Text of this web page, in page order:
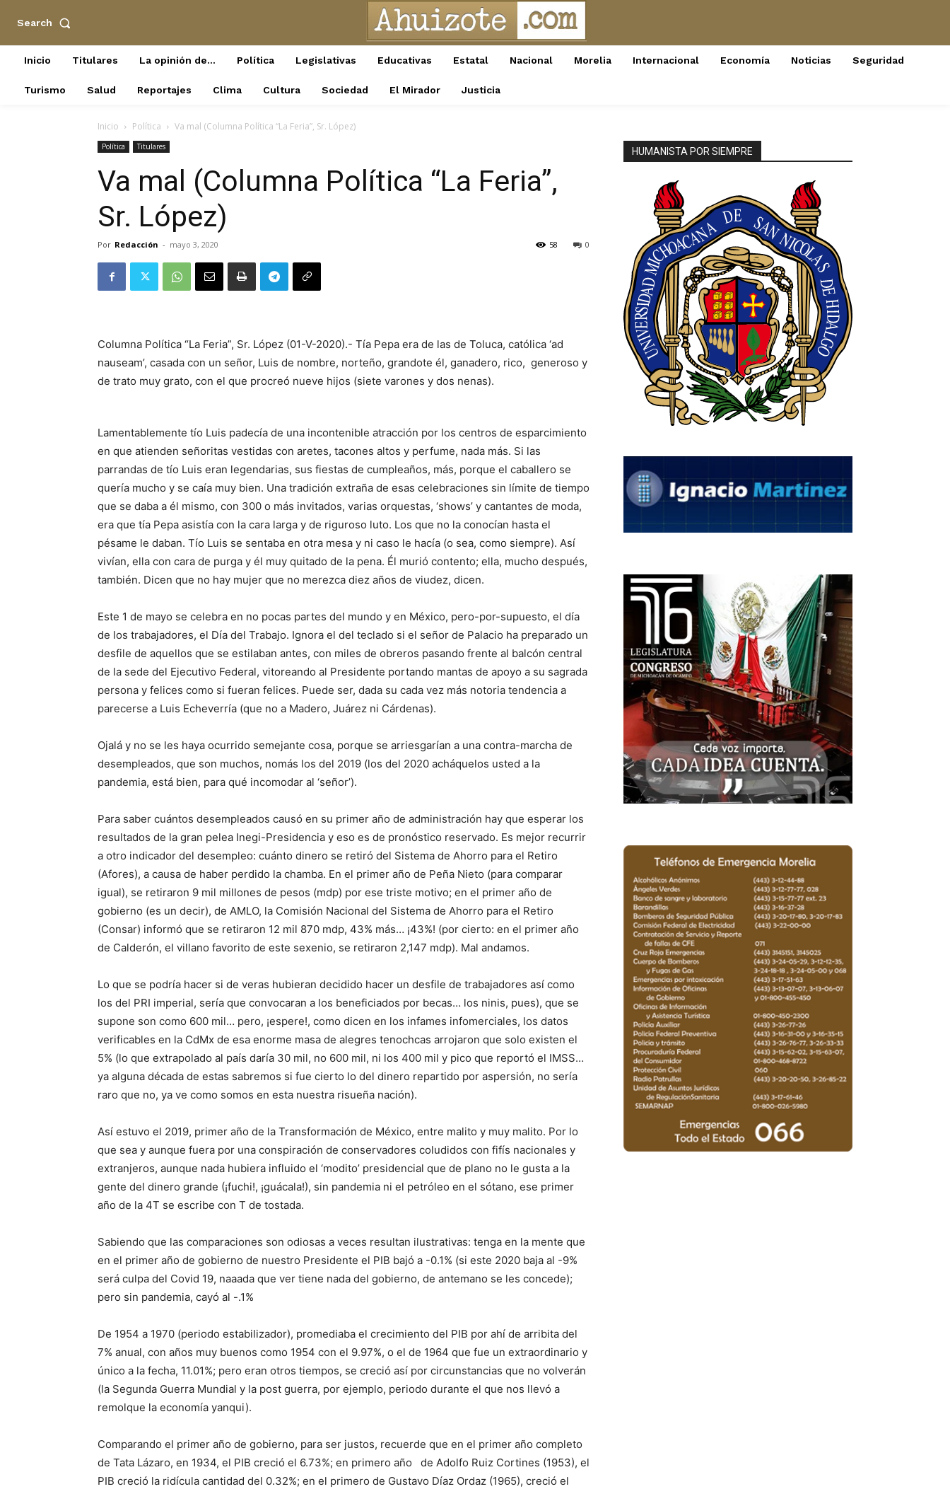
Search
Inicio Titulares La opinión de… Política Legislativas Educativas Estatal Nacional Morelia Internacional Economía Noticias Seguridad
Turismo Salud Reportajes Clima Cultura Sociedad El Mirador Justicia
Inicio Política Va mal (Columna Política “La Feria”, Sr. López)
Política Titulares
Va mal (Columna Política “La Feria”,
Sr. López)
Por Redacción - mayo 3, 2020 0
58
Columna Política “La Feria”, Sr. López (01-V-2020).- Tía Pepa era de las de Toluca, católica ‘ad
nauseam’, casada con un señor, Luis de nombre, norteño, grandote él, ganadero, rico, generoso y
de trato muy grato, con el que procreó nueve hijos (siete varones y dos nenas).
Lamentablemente tío Luis padecía de una incontenible atracción por los centros de esparcimiento
en que atienden señoritas vestidas con aretes, tacones altos y perfume, nada más. Si las
parrandas de tío Luis eran legendarias, sus fiestas de cumpleaños, más, porque el caballero se
quería mucho y se caía muy bien. Una tradición extraña de esas celebraciones sin límite de tiempo
que se daba a él mismo, con 300 o más invitados, varias orquestas, ‘shows’ y cantantes de moda,
era que tía Pepa asistía con la cara larga y de riguroso luto. Los que no la conocían hasta el
pésame le daban. Tío Luis se sentaba en otra mesa y ni caso le hacía (o sea, como siempre). Así
vivían, ella con cara de purga y él muy quitado de la pena. Él murió contento; ella, mucho después,
también. Dicen que no hay mujer que no merezca diez años de viudez, dicen.
Este 1 de mayo se celebra en no pocas partes del mundo y en México, pero-por-supuesto, el día
de los trabajadores, el Día del Trabajo. Ignora el del teclado si el señor de Palacio ha preparado un
desfile de aquellos que se estilaban antes, con miles de obreros pasando frente al balcón central
de la sede del Ejecutivo Federal, vitoreando al Presidente portando mantas de apoyo a su sagrada
persona y felices como si fueran felices. Puede ser, dada su cada vez más notoria tendencia a
parecerse a Luis Echeverría (que no a Madero, Juárez ni Cárdenas).
Ojalá y no se les haya ocurrido semejante cosa, porque se arriesgarían a una contra-marcha de
desempleados, que son muchos, nomás los del 2019 (los del 2020 acháquelos usted a la
pandemia, está bien, para qué incomodar al ‘señor’).
Para saber cuántos desempleados causó en su primer año de administración hay que esperar los
resultados de la gran pelea Inegi-Presidencia y eso es de pronóstico reservado. Es mejor recurrir
a otro indicador del desempleo: cuánto dinero se retiró del Sistema de Ahorro para el Retiro
(Afores), a causa de haber perdido la chamba. En el primer año de Peña Nieto (para comparar
igual), se retiraron 9 mil millones de pesos (mdp) por ese triste motivo; en el primer año de
gobierno (es un decir), de AMLO, la Comisión Nacional del Sistema de Ahorro para el Retiro
(Consar) informó que se retiraron 12 mil 870 mdp, 43% más… ¡43%! (por cierto: en el primer año
de Calderón, el villano favorito de este sexenio, se retiraron 2,147 mdp). Mal andamos.
Lo que se podría hacer si de veras hubieran decidido hacer un desfile de trabajadores así como
los del PRI imperial, sería que convocaran a los beneficiados por becas… los ninis, pues), que se
supone son como 600 mil… pero, ¡espere!, como dicen en los infames infomerciales, los datos
verificables en la CdMx de esa enorme masa de alegres tenochcas arrojaron que solo existen el
5% (lo que extrapolado al país daría 30 mil, no 600 mil, ni los 400 mil y pico que reportó el IMSS…
ya alguna década de estas sabremos si fue cierto lo del dinero repartido por aspersión, no sería
raro que no, ya ve como somos en esta nuestra risueña nación).
Así estuvo el 2019, primer año de la Transformación de México, entre malito y muy malito. Por lo
que sea y aunque fuera por una conspiración de conservadores coludidos con fifís nacionales y
extranjeros, aunque nada hubiera influido el ‘modito’ presidencial que de plano no le gusta a la
gente del dinero grande (¡fuchi!, ¡guácala!), sin pandemia ni el petróleo en el sótano, ese primer
año de la 4T se escribe con T de tostada.
Sabiendo que las comparaciones son odiosas a veces resultan ilustrativas: tenga en la mente que
en el primer año de gobierno de nuestro Presidente el PIB bajó a -0.1% (si este 2020 baja al -9%
será culpa del Covid 19, naaada que ver tiene nada del gobierno, de antemano se les concede);
pero sin pandemia, cayó al -.1%
De 1954 a 1970 (periodo estabilizador), promediaba el crecimiento del PIB por ahí de arribita del
7% anual, con años muy buenos como 1954 con el 9.97%, o el de 1964 que fue un extraordinario y
único a la fecha, 11.01%; pero eran otros tiempos, se creció así por circunstancias que no volverán
(la Segunda Guerra Mundial y la post guerra, por ejemplo, periodo durante el que nos llevó a
remolque la economía yanqui).
Comparando el primer año de gobierno, para ser justos, recuerde que en el primer año completo
de Tata Lázaro, en 1934, el PIB creció el 6.73%; en primero año de Adolfo Ruiz Cortines (1953), el
PIB creció la ridícula cantidad del 0.32%; en el primero de Gustavo Díaz Ordaz (1965), creció el
HUMANISTA POR SIEMPRE